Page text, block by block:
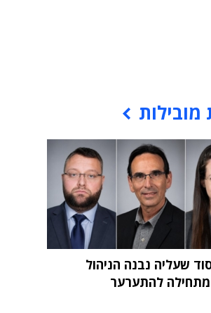
מובילות
שעליה נבנה הניהול
מתחילה להתערער